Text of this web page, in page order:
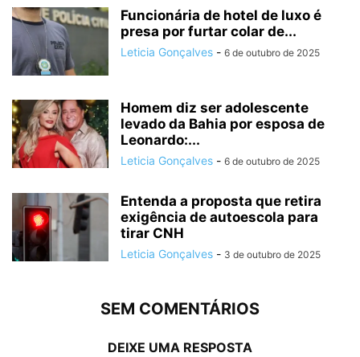
Funcionária de hotel de luxo é
presa por furtar colar de...
Leticia Gonçalves - 6 de outubro de 2025
Homem diz ser adolescente
levado da Bahia por esposa de
Leonardo:...
Leticia Gonçalves - 6 de outubro de 2025
Entenda a proposta que retira
exigência de autoescola para
tirar CNH
Leticia Gonçalves - 3 de outubro de 2025
SEM COMENTÁRIOS
DEIXE UMA RESPOSTA